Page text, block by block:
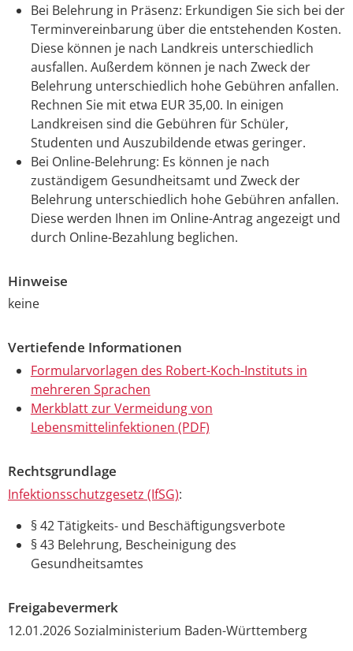
Bei Belehrung in Präsenz: Erkundigen Sie sich bei der
Terminvereinbarung über die entstehenden Kosten.
Diese können je nach Landkreis unterschiedlich
ausfallen. Außerdem können je nach Zweck der
Belehrung unterschiedlich hohe Gebühren anfallen.
Rechnen Sie mit etwa EUR 35,00. In einigen
Landkreisen sind die Gebühren für Schüler,
Studenten und Auszubildende etwas geringer.
Bei Online-Belehrung: Es können je nach
zuständigem Gesundheitsamt und Zweck der
Belehrung unterschiedlich hohe Gebühren anfallen.
Diese werden Ihnen im Online-Antrag angezeigt und
durch Online-Bezahlung beglichen.
Hinweise
keine
Vertiefende Informationen
Formularvorlagen des Robert-Koch-Instituts in
mehreren Sprachen
Merkblatt zur Vermeidung von
Lebensmittelinfektionen (PDF)
Rechtsgrundlage
Infektionsschutzgesetz (IfSG):
§ 42Tätigkeits- und Beschäftigungsverbote
§ 43 Belehrung, Bescheinigung des
Gesundheitsamtes
Freigabevermerk
12.01.2026 Sozialministerium Baden-Württemberg